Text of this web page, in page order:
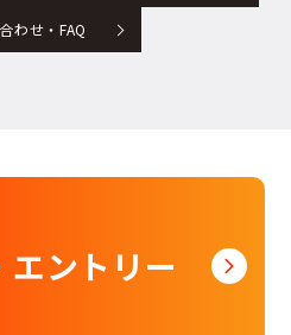
わせ・FAQ
ントリー